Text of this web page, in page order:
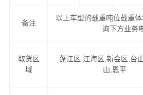
4、同样运价比速度，同样速度比服
价格优惠，运货及时，欢迎来电咨
备注
以上车型的载重吨位载重
询下方业务
取货区
域
蓬江区,江海区,新会区,台
山,恩平